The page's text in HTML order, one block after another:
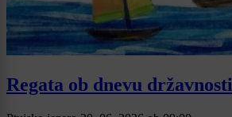
Regata ob dnevu državnosti